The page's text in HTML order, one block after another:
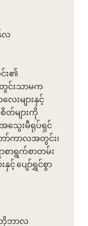
လ
င်း၏
င်းသာမက
းများနှင့်
တ်များကို
သွေးမီရုပ်ရှင်
ော်ကာလအတွင်း၊
စာရွက်စာတမ်း
နှင့် ပျော်ရွှင်စွာ
တိုဘာလ